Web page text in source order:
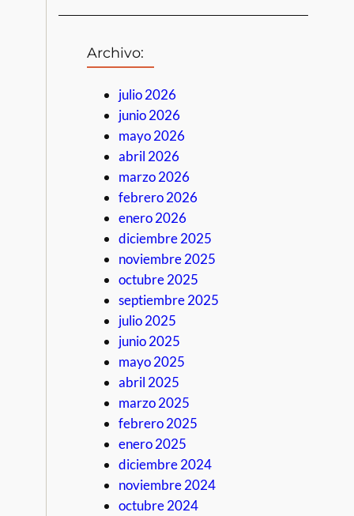
Archivo:
julio 2026
junio 2026
mayo 2026
abril 2026
marzo 2026
febrero 2026
enero 2026
diciembre 2025
noviembre 2025
octubre 2025
septiembre 2025
julio 2025
junio 2025
mayo 2025
abril 2025
marzo 2025
febrero 2025
enero 2025
diciembre 2024
noviembre 2024
octubre 2024